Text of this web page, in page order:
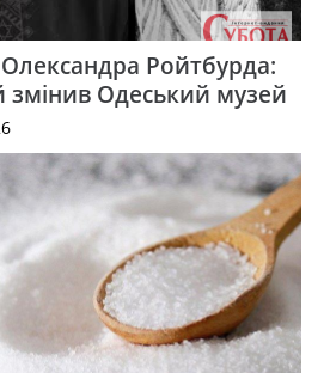
Олександра Ройтбурда:
Одеський музей